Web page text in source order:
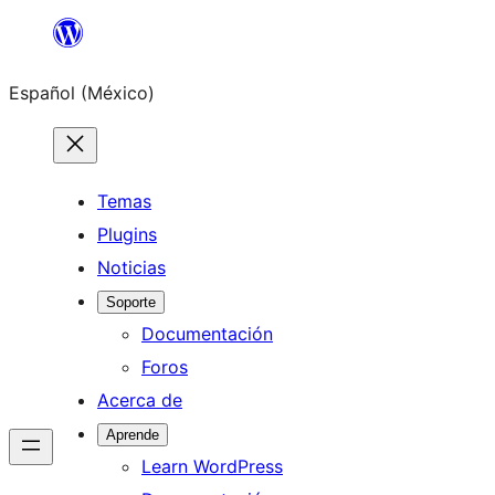
Saltar
contenido
Español (México)
Temas
Plugins
Noticias
Soporte
Documentación
Foros
Acerca de
Aprende
Learn WordPress